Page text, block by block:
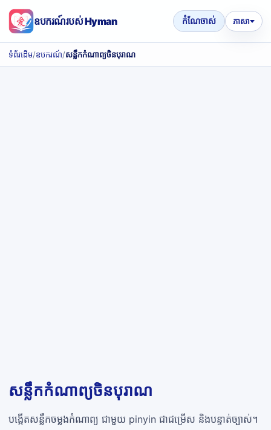
ឧបករណ៍របស់ Hyman កំណែចាស់ ភាសា
ទំព័រដើម/ឧបករណ៍/សន្លឹកកំណាព្យចិនបុរាណ
សន្លឹកកំណាព្យចិនបុរាណ
បង្កើតសន្លឹកចម្លងកំណាព្យ ជាមួយ pinyin ជាជម្រើស និងបន្ទាត់ច្បាស់។